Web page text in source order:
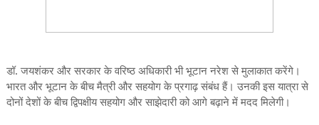
डॉ. जयशंकर और सरकार के वरिष्ठ अधिकारी भी भूटान नरेश से मुलाकात करेंगे।
भारत और भूटान के बीच मैत्री और सहयोग के प्रगाढ़ संबंध हैं। उनकी इस यात्रा से
दोनों देशों के बीच द्विपक्षीय सहयोग और साझेदारी को आगे बढ़ाने में मदद मिलेगी।